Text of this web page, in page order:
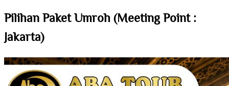
Pilihan Paket Umroh (Meeting Point :
Jakarta)